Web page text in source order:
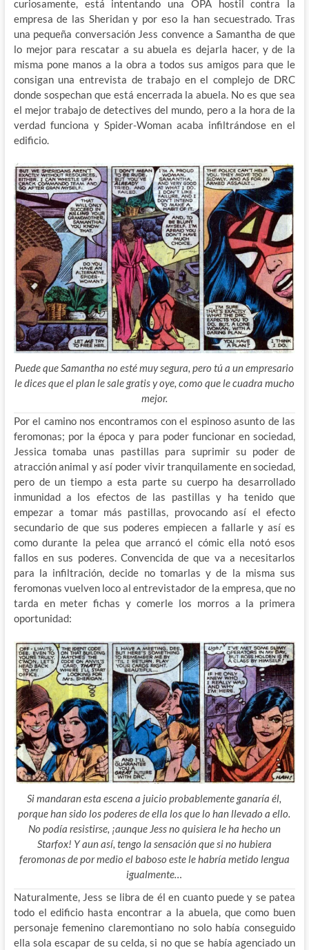
curiosamente, está intentando una OPA hostil contra la
empresa de las Sheridan y por eso la han secuestrado. Tras
una pequeña conversación Jess convence a Samantha de que
lo mejor para rescatar a su abuela es dejarla hacer, y de la
misma pone manos a la obra a todos sus amigos para que le
consigan una entrevista de trabajo en el complejo de DRC
donde sospechan que está encerrada la abuela. No es que sea
el mejor trabajo de detectives del mundo, pero a la hora de la
verdad funciona y Spider-Woman acaba infiltrándose en el
edificio.
Puede que Samantha no esté muy segura, pero tú a un empresario
le dices que el plan le sale gratis y oye, como que le cuadra mucho
mejor.
Por el camino nos encontramos con el espinoso asunto de las
feromonas; por la época y para poder funcionar en sociedad,
Jessica tomaba unas pastillas para suprimir su poder de
atracción animal y así poder vivir tranquilamente en sociedad,
pero de un tiempo a esta parte su cuerpo ha desarrollado
inmunidad a los efectos de las pastillas y ha tenido que
empezar a tomar más pastillas, provocando así el efecto
secundario de que sus poderes empiecen a fallarle y así es
como durante la pelea que arrancó el cómic ella notó esos
fallos en sus poderes. Convencida de que va a necesitarlos
para la infiltración, decide no tomarlas y de la misma sus
feromonas vuelven loco al entrevistador de la empresa, que no
tarda en meter fichas y comerle los morros a la primera
oportunidad:
Si mandaran esta escena a juicio probablemente ganaría él,
porque han sido los poderes de ella los que lo han llevado a ello.
No podía resistirse, ¡aunque Jess no quisiera le ha hecho un
Starfox! Y aun así, tengo la sensación que si no hubiera
feromonas de por medio el baboso este le habría metido lengua
igualmente…
Naturalmente, Jess se libra de él en cuanto puede y se patea
todo el edificio hasta encontrar a la abuela, que como buen
personaje femenino claremontiano no solo había conseguido
ella sola escapar de su celda, si no que se había agenciado un